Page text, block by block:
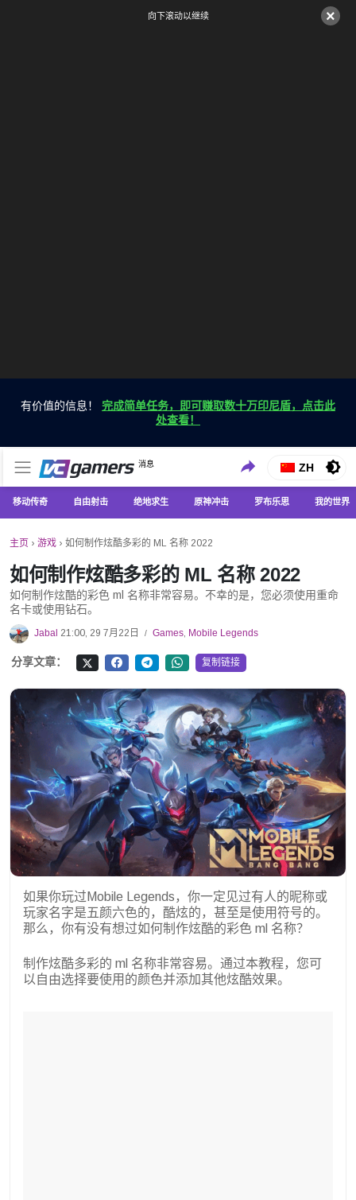
×
向下滚动以继续
有价值的信息！ 完成简单任务，即可赚取数十万印尼盾，点击此
处查看！
VC游戏新闻
消息
仅在 VCGamers 获取最新的游戏新闻
ZH
移动传奇 自由射击 绝地求生 原神冲击 罗布乐思 我的世界
主页 › 游戏 › 如何制作炫酷多彩的 ML 名称 2022
如何制作炫酷多彩的 ML 名称 2022
如何制作炫酷的彩色 ml 名称非常容易。不幸的是，您必须使用重命
名卡或使用钻石。
Jabal 21:00, 29 7月22日 / Games, Mobile Legends
分享文章： 复制链接
如果你玩过Mobile Legends，你一定见过有人的昵称或
玩家名字是五颜六色的，酷炫的，甚至是使用符号的。
那么，你有没有想过如何制作炫酷的彩色 ml 名称？
制作炫酷多彩的 ml 名称非常容易。通过本教程，您可
以自由选择要使用的颜色并添加其他炫酷效果。